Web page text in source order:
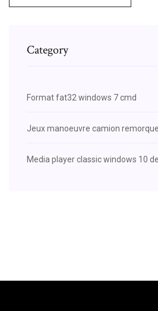
Category
Format fat32 windows 7 cmd
Jeux manoeuvre camion remorque
Media player classic windows 10